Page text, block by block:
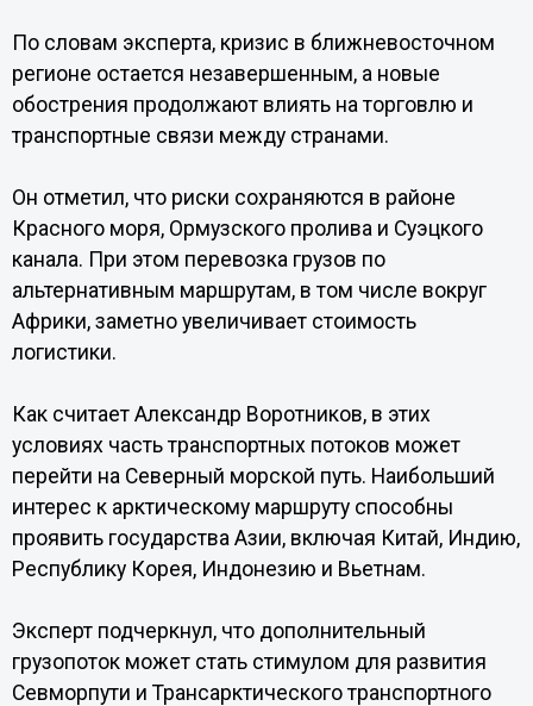
По словам эксперта, кризис в ближневосточном
регионе остается незавершенным, а новые
обострения продолжают влиять на торговлю и
транспортные связи между странами.
Он отметил, что риски сохраняются в районе
Красного моря, Ормузского пролива и Суэцкого
канала. При этом перевозка грузов по
альтернативным маршрутам, в том числе вокруг
Африки, заметно увеличивает стоимость
логистики.
Как считает Александр Воротников, в этих
условиях часть транспортных потоков может
перейти на Северный морской путь. Наибольший
интерес к арктическому маршруту способны
проявить государства Азии, включая Китай, Индию,
Республику Корея, Индонезию и Вьетнам.
Эксперт подчеркнул, что дополнительный
грузопоток может стать стимулом для развития
Севморпути и Трансарктического транспортного